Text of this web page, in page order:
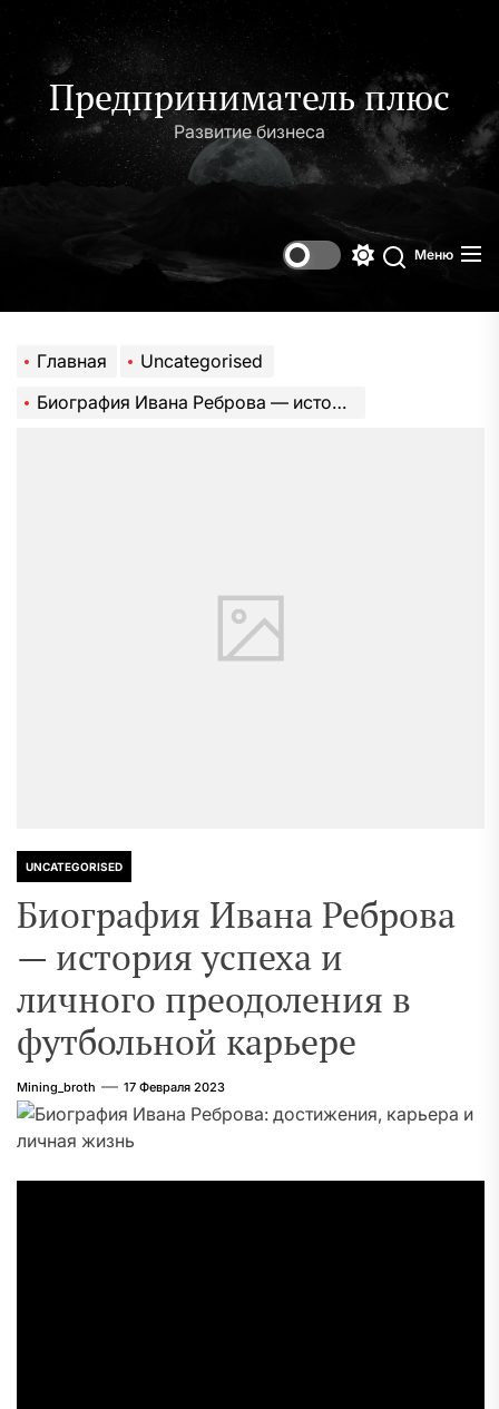
содержимому
Предприниматель плюс
Развитие бизнеса
Поиск
Меню
Главная
Uncategorised
Биография Ивана Реброва — история успеха и личного преодоления в футбольной карьере
UNCATEGORISED
Биография Ивана Реброва
— история успеха и
личного преодоления в
футбольной карьере
Mining_broth 17 Февраля 2023